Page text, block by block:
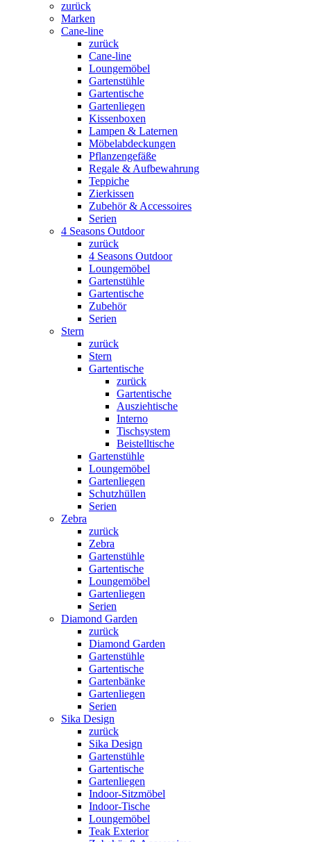
zurück
Marken
Cane-line
zurück
Cane-line
Loungemöbel
Gartenstühle
Gartentische
Gartenliegen
Kissenboxen
Lampen & Laternen
Möbelabdeckungen
Pflanzengefäße
Regale & Aufbewahrung
Teppiche
Zierkissen
Zubehör & Accessoires
Serien
4 Seasons Outdoor
zurück
4 Seasons Outdoor
Loungemöbel
Gartenstühle
Gartentische
Zubehör
Serien
Stern
zurück
Stern
Gartentische
zurück
Gartentische
Ausziehtische
Interno
Tischsystem
Beistelltische
Gartenstühle
Loungemöbel
Gartenliegen
Schutzhüllen
Serien
Zebra
zurück
Zebra
Gartenstühle
Gartentische
Loungemöbel
Gartenliegen
Serien
Diamond Garden
zurück
Diamond Garden
Gartenstühle
Gartentische
Gartenbänke
Gartenliegen
Serien
Sika Design
zurück
Sika Design
Gartenstühle
Gartentische
Gartenliegen
Indoor-Sitzmöbel
Indoor-Tische
Loungemöbel
Teak Exterior